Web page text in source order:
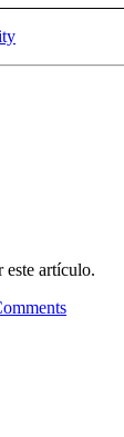
este artículo.